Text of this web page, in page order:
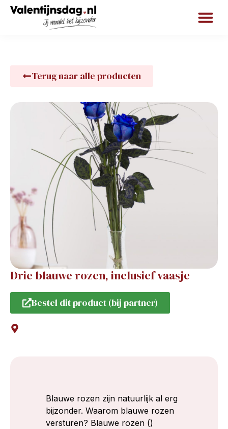
Terug naar alle producten
Drie blauwe rozen, inclusief vaasje
Bestel dit product (bij partner)
Blauwe rozen zijn natuurlijk al erg
bijzonder. Waarom blauwe rozen
versturen? Blauwe rozen ()